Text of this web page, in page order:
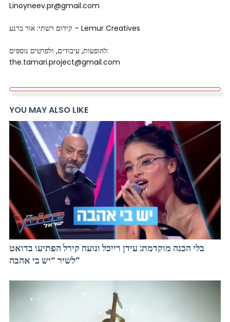
Linoyneev.pr@gmail.com
קידום רשתי: אור ברנע – Lemur Creatives
להופעות, עיבודים, ולפרטים נוספים:
the.tamari.project@gmail.com
YOU MAY ALSO LIKE
בלי הכנה מוקדמת: עידן רייכל ונועה קירל הפתיעו בדואט
לשיר “יש בי אהבה”